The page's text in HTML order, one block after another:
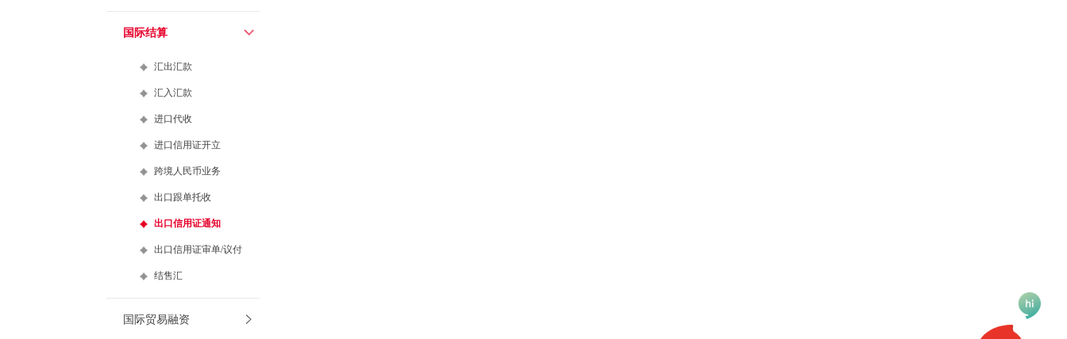
国际结算
汇出汇款
汇入汇款
进口代收
进口信用证开立
跨境人民币业务
出口跟单托收
出口信用证通知
出口信用证审单/议付
结售汇
国际贸易融资